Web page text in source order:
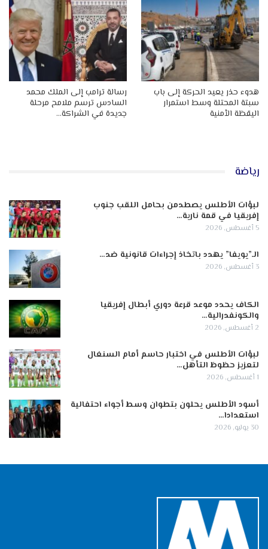
هدوء حذر يعيد الحركة إلى باب
سبتة المحتلة وسط استمرار
اليقظة الأمنية
رسالة ترامب إلى الملك محمد
السادس ترسم ملامح مرحلة
جديدة في الشراكة…
رياضة
لبؤات الأطلس يصطدمن بحامل اللقب جنوب
إفريقيا في قمة نارية…
5 أغسطس, 2026
الـ”يويفا” يهدد باتخاذ إجراءات قانونية ضد…
3 أغسطس, 2026
الكاف يحدد موعد قرعة دوري أبطال إفريقيا
والكونفدرالية…
2 أغسطس, 2026
لبؤات الأطلس في اختبار حاسم أمام السنغال
لتعزيز حظوظ التأهل…
1 أغسطس, 2026
أسود الأطلس يحلون بتطوان وسط أجواء احتفالية
استعدادا…
30 يوليو, 2026